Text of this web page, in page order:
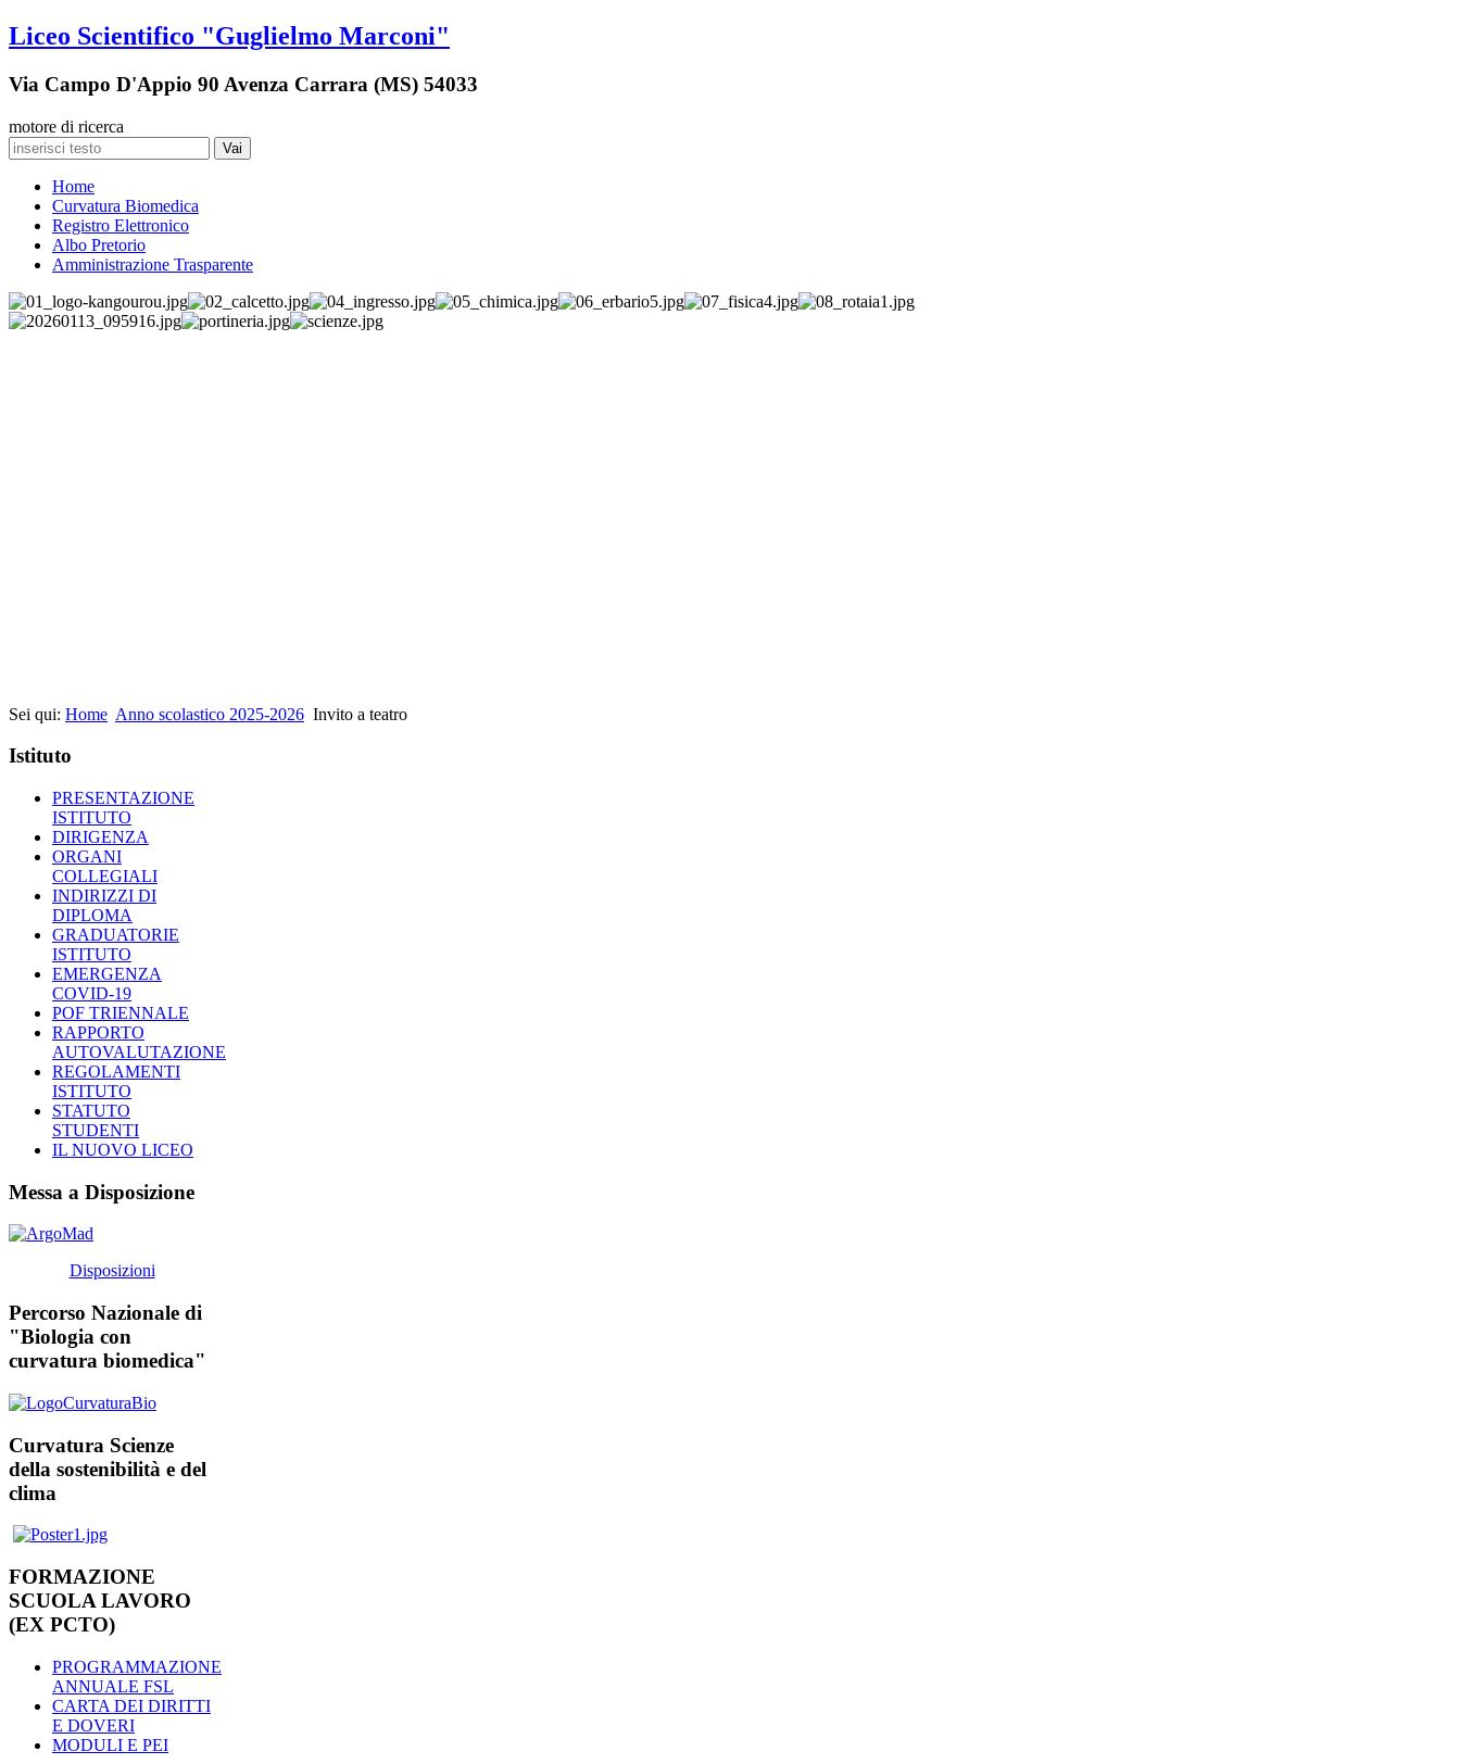
Liceo Scientifico "Guglielmo Marconi"
Via Campo D'Appio 90 Avenza Carrara (MS) 54033
motore di ricerca
Vai
Home
Curvatura Biomedica
Registro Elettronico
Albo Pretorio
Amministrazione Trasparente
Sei qui: Home Anno scolastico 2025-2026 Invito a teatro
Istituto
PRESENTAZIONE
ISTITUTO
DIRIGENZA
ORGANI
COLLEGIALI
INDIRIZZI DI
DIPLOMA
GRADUATORIE
ISTITUTO
EMERGENZA
COVID-19
POF TRIENNALE
RAPPORTO
AUTOVALUTAZIONE
REGOLAMENTI
ISTITUTO
STATUTO
STUDENTI
IL NUOVO LICEO
Messa a Disposizione
Disposizioni
Percorso Nazionale di
"Biologia con
curvatura biomedica"
Curvatura Scienze
della sostenibilità e del
clima
FORMAZIONE
SCUOLA LAVORO
(EX PCTO)
PROGRAMMAZIONE
ANNUALE FSL
CARTA DEI DIRITTI
E DOVERI
MODULI E PEI